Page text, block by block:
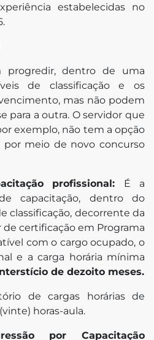
estabelecidas no
progredir, dentro de uma
de classificação e os
mas não podem
para a outra. O servidor que
exemplo, não tem a opção
por meio de novo concurso
profissional: É a
capacitação, dentro do
classificação, decorrente da
certificação em Programa
com o cargo ocupado, o
e a carga horária mínima
de dezoito meses.
de cargas horárias de
horas-aula.
por Capacitação